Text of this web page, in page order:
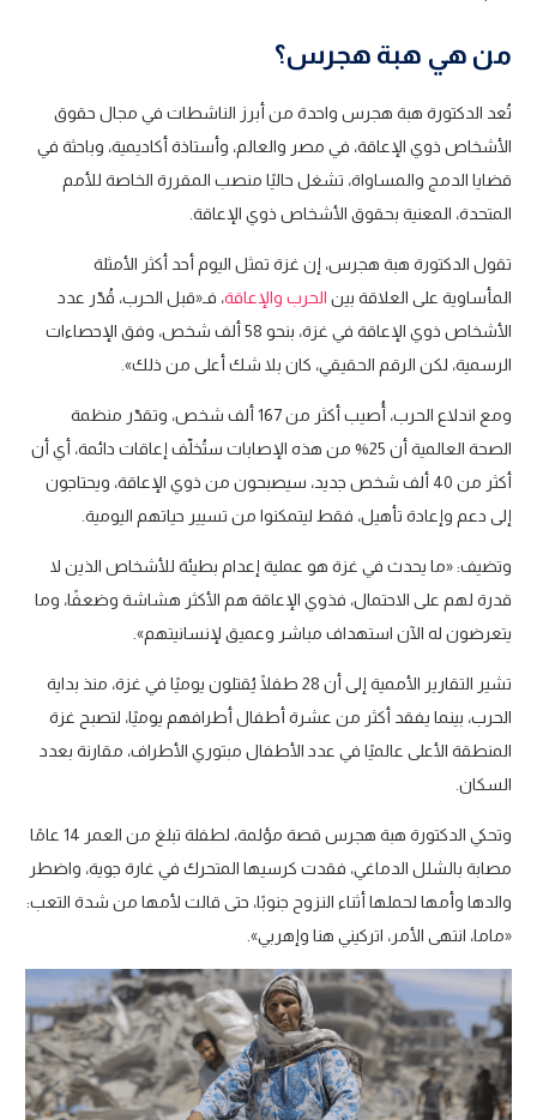
من هي هبة هجرس؟
تُعد الدكتورة هبة هجرس واحدة من أبرز الناشطات في مجال حقوق
الأشخاص ذوي الإعاقة، في مصر والعالم، وأستاذة أكاديمية، وباحثة في
قضايا الدمج والمساواة، تشغل حاليًا منصب المقررة الخاصة للأمم
المتحدة، المعنية بحقوق الأشخاص ذوي الإعاقة.
تقول الدكتورة هبة هجرس، إن غزة تمثل اليوم أحد أكثر الأمثلة
المأساوية على العلاقة بين الحرب والإعاقة، فـ«قبل الحرب، قُدّر عدد
الأشخاص ذوي الإعاقة في غزة، بنحو 58 ألف شخص، وفق الإحصاءات
الرسمية، لكن الرقم الحقيقي، كان بلا شك أعلى من ذلك».
ومع اندلاع الحرب، أُصيب أكثر من 167 ألف شخص، وتقدّر منظمة
الصحة العالمية أن 25% من هذه الإصابات ستُخلّف إعاقات دائمة، أي أن
أكثر من 40 ألف شخص جديد، سيصبحون من ذوي الإعاقة، ويحتاجون
إلى دعم وإعادة تأهيل، فقط ليتمكنوا من تسيير حياتهم اليومية.
وتضيف: «ما يحدث في غزة هو عملية إعدام بطيئة للأشخاص الذين لا
قدرة لهم على الاحتمال، فذوي الإعاقة هم الأكثر هشاشة وضعفًا، وما
يتعرضون له الآن استهداف مباشر وعميق لإنسانيتهم».
تشير التقارير الأممية إلى أن 28 طفلًا يُقتلون يوميًا في غزة، منذ بداية
الحرب، بينما يفقد أكثر من عشرة أطفال أطرافهم يوميًا، لتصبح غزة
المنطقة الأعلى عالميًا في عدد الأطفال مبتوري الأطراف، مقارنة بعدد
السكان.
وتحكي الدكتورة هبة هجرس قصة مؤلمة، لطفلة تبلغ من العمر 14 عامًا
مصابة بالشلل الدماغي، فقدت كرسيها المتحرك في غارة جوية، واضطر
والدها وأمها لحملها أثناء النزوح جنوبًا، حتى قالت لأمها من شدة التعب:
«ماما، انتهى الأمر، اتركيني هنا وإهربي».